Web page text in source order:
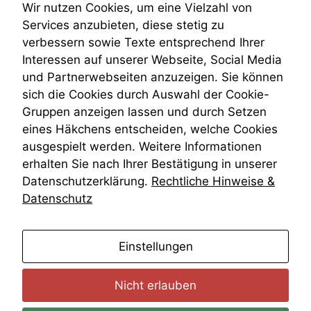
Teilungsklage
Venezuela
VRK
Wiederherstellungsanordnung
Zivilprozessordnung
ZPO
Zustellfiktion
Zuständigkeit
Öffentliches Personalrecht
Öffentlichkeitsprinzip
Wir nutzen Cookies, um eine Vielzahl von
Services anzubieten, diese stetig zu
verbessern sowie Texte entsprechend Ihrer
Interessen auf unserer Webseite, Social Media
und Partnerwebseiten anzuzeigen. Sie können
sich die Cookies durch Auswahl der Cookie-
Gruppen anzeigen lassen und durch Setzen
eines Häkchens entscheiden, welche Cookies
ausgespielt werden. Weitere Informationen
erhalten Sie nach Ihrer Bestätigung in unserer
Datenschutzerklärung. Rechtliche Hinweise &
Datenschutz
Einstellungen
Nicht erlauben
marketingtechnische
Auswertungen
durchführen zu
können. Diese helfen
uns, unsere Website
zu verbessern.